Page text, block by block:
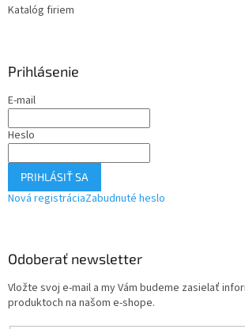
Katalóg firiem
Prihlásenie
E-mail
Heslo
PRIHLÁSIŤ SA
Nová registráciaZabudnuté heslo
Odoberať newsletter
Vložte svoj e-mail a my Vám budeme zasielať
produktoch na našom e-shope.